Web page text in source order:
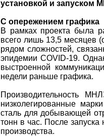
установкой и запуском
С опережением графика
В рамках проекта была
всего лишь 13,5 месяцев
рядом сложностей,
эпидемии COVID-19.
выстроенной
недели раньше графика.
Производительность
низколегированные
сталь для добывающей
тонн в час. После
производства.